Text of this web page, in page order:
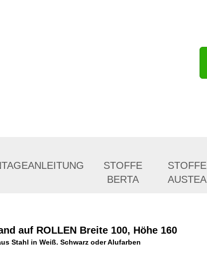
STOFFE
BERTA
STOFFE
AUSTEA
auf ROLLEN Breite 100, Höhe 160
Stahl in Weiß. Schwarz oder Alufarben